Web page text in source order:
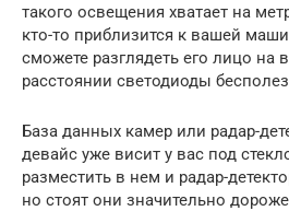
такого освещения хватает на
кто-то приблизится к вашей
сможете разглядеть его лицо на
расстоянии светодиоды
База данных камер или радар-
девайс уже висит у вас под
разместить в нем и радар-
но стоят они значительно